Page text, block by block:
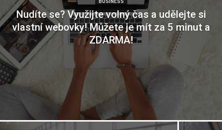
BUSINESS
Nudíte se? Využijte volný čas a udělejte si
vlastní webovky! Můžete je mít za 5 minut a
ZDARMA!